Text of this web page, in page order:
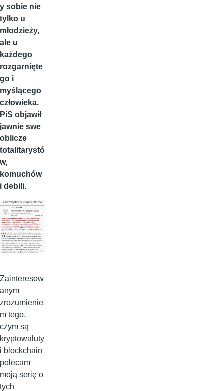
y sobie nie
tylko u
młodzieży,
ale u
każdego
rozgarnięte
go i
myślącego
człowieka.
PiS objawił
jawnie swe
oblicze
totalitarystó
w,
komuchów
i debili.
Zainteresow
anym
zrozumienie
m tego,
czym są
kryptowaluty
i blockchain
polecam
moją serię o
tych